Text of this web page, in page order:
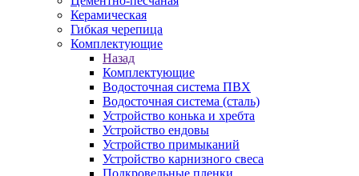
Керамическая
Гибкая черепица
Комплектующие
Назад
Комплектующие
Водосточная система ПВХ
Водосточная система (сталь)
Устройство конька и хребта
Устройство ендовы
Устройство примыканий
Устройство карнизного свеса
Подкровельные пленки